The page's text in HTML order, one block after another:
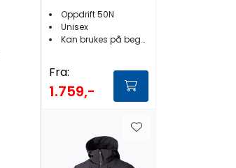
Oppdrift 50N
Unisex
Kan brukes på begge sider
Fra:
1.759,-